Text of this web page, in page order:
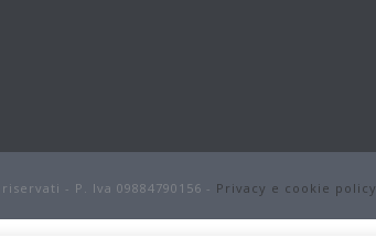
- P. Iva 09884790156 - Privacy e cookie policy